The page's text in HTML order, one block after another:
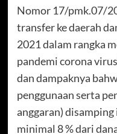
Nomor 17/pmk.07/
transfer ke daerah
2021 dalam rangka
pandemi corona
dan dampaknya
penggunaan serta
anggaran)
minimal 8 % dari